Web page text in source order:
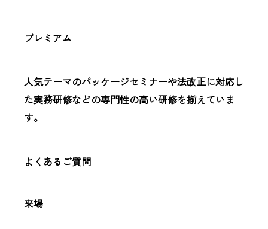
プレミアム
人気テーマのパッケージセミナーや法改正に対応し
た実務研修などの専門性の高い研修を揃えていま
す。
よくあるご質問
来場